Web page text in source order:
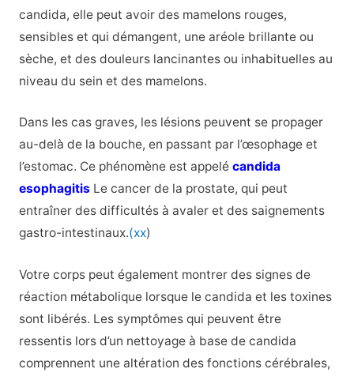
candida, elle peut avoir des mamelons rouges,
sensibles et qui démangent, une aréole brillante ou
sèche, et des douleurs lancinantes ou inhabituelles au
niveau du sein et des mamelons.
Dans les cas graves, les lésions peuvent se propager
au-delà de la bouche, en passant par l’œsophage et
l’estomac. Ce phénomène est appelé candida
esophagitisLe cancer de la prostate, qui peut
entraîner des difficultés à avaler et des saignements
gastro-intestinaux.(xx)
Votre corps peut également montrer des signes de
réaction métabolique lorsque le candida et les toxines
sont libérés. Les symptômes qui peuvent être
ressentis lors d’un nettoyage à base de candida
comprennent une altération des fonctions cérébrales,